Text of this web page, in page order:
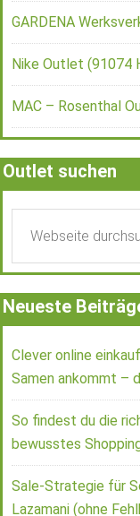
GARDENA
Nike Outlet (91074
MAC – Rosenthal
Outlet suchen
Neueste
Clever online
Samen ankommt –
So findest du die
bewusstes
Sale-Strategie für
Lazamani (ohne